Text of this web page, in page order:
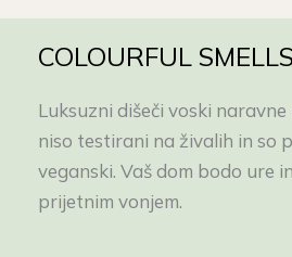
COLOURFUL SMELLS
Luksuzni dišeči voski naravne
niso testirani na živalih in so
veganski. Vaš dom bodo ure
prijetnim vonjem.